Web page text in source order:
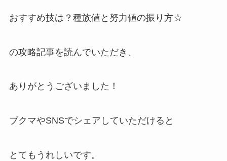
おすすめ技は？種族値と努力値の振り方☆
の攻略記事を読んでいただき、
ありがとうございました！
ブクマやSNSでシェアしていただけると
とてもうれしいです。